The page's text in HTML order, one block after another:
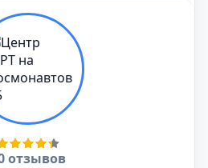
отзывов